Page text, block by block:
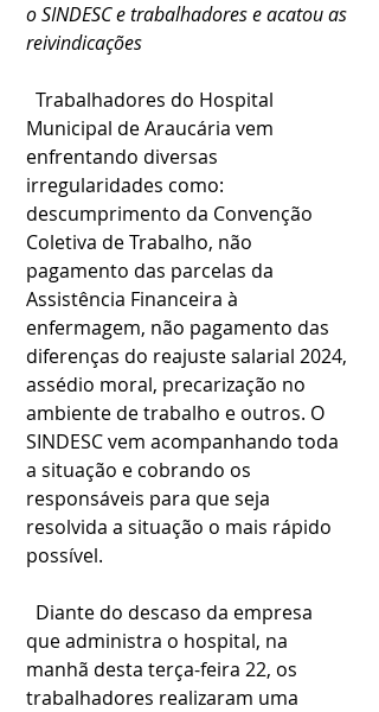
o SINDESC e trabalhadores e acatou as
reivindicações
Municipal de Araucária vem
enfrentando diversas
irregularidades como:
descumprimento da Convenção
Coletiva de Trabalho, não
pagamento das parcelas da
Assistência Financeira à
enfermagem, não pagamento das
diferenças do reajuste salarial 2024,
assédio moral, precarização no
ambiente de trabalho e outros. O
SINDESC vem acompanhando toda
a situação e cobrando os
responsáveis para que seja
resolvida a situação o mais rápido
possível.
que administra o hospital, na
manhã desta terça-feira 22, os
trabalhadores realizaram uma